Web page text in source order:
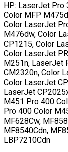
HP: LaserJet
Color MFP
Color LaserJet
M476dw, Color
CP1215, Color
Color LaserJet
M251n, LaserJet
CM2320n, Color
Color LaserJet
LaserJet
M451 Pro 400
Pro 400 Color
MF628Cw,
MF8540Cdn,
LBP7210Cdn